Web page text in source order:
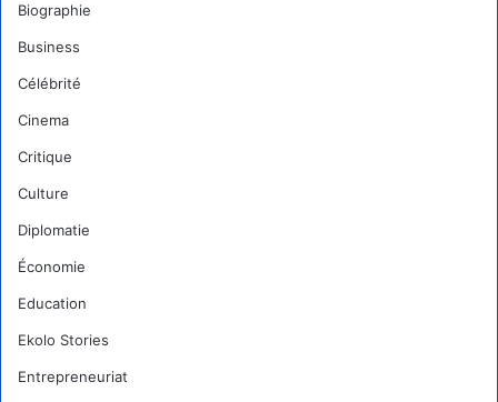
Biographie
Business
Célébrité
Cinema
Critique
Culture
Diplomatie
Économie
Education
Ekolo Stories
Entrepreneuriat